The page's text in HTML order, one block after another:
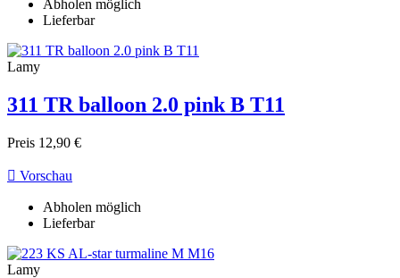
Abholen möglich
Lieferbar
Lamy
311 TR balloon 2.0 pink B T11
Preis 12,90 €
 Vorschau
Abholen möglich
Lieferbar
Lamy